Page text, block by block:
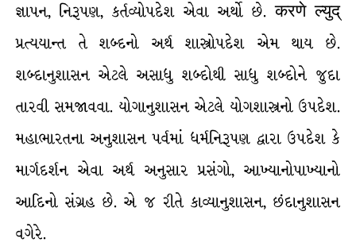
જ્ઞાપન, નિરૂપણ, કર્તવ્યોપદેશ એવા અર્થો છે. करणे ल्युद्
પ્રત્યયાન્ત તે શબ્દનો અર્થ શાસ્ત્રોપદેશ એમ થાય છે.
શબ્દાનુશાસન એટલે અસાધુ શબ્દોથી સાધુ શબ્દોને જુદા
તારવી સમજાવવા. યોગાનુશાસન એટલે યોગશાસ્ત્રનો ઉપદેશ.
મહાભારતના અનુશાસન પર્વમાં ધર્મનિરૂપણ દ્વારા ઉપદેશ કે
માર્ગદર્શન એવા અર્થ અનુસાર પ્રસંગો, આખ્યાનોપાખ્યાનો
આદિનો સંગ્રહ છે. એ જ રીતે કાવ્યાનુશાસન, છંદાનુશાસન
વગેરે.